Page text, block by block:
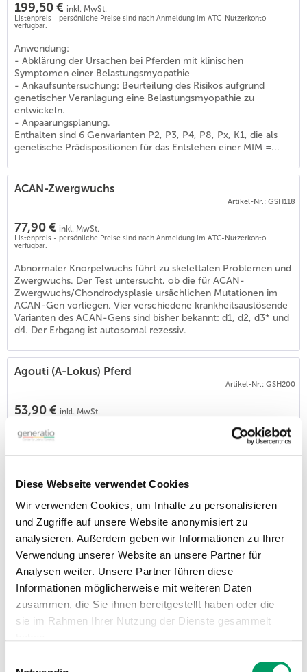
Diese Webseite verwendet Cookies
Wir verwenden Cookies, um Inhalte zu personalisieren
und Zugriffe auf unsere Website anonymisiert zu
analysieren. Außerdem geben wir Informationen zu Ihrer
Verwendung unserer Website an unsere Partner für
Analysen weiter. Unsere Partner führen diese
Informationen möglicherweise mit weiteren Daten
zusammen, die Sie ihnen bereitgestellt haben oder die
sie im Rahmen Ihrer Nutzung der Dienste gesammelt
199,50 € inkl. MwSt.
Listenpreis - persönliche Preise sind nach Anmeldung im ATC-Nutzerkonto
verfügbar.
Anwendung:
- Abklärung der Ursachen bei Pferden mit klinischen
Symptomen einer Belastungsmyopathie
- Ankaufsuntersuchung: Beurteilung des Risikos aufgrund
genetischer Veranlagung eine Belastungsmyopathie zu
entwickeln.
- Anpaarungsplanung.
Enthalten sind 6 Genvarianten P2, P3, P4, P8, Px, K1, die als
genetische Prädispositionen für das Entstehen einer MIM =...
ACAN-Zwergwuchs
Artikel-Nr.: GSH118
77,90 € inkl. MwSt.
Listenpreis - persönliche Preise sind nach Anmeldung im ATC-Nutzerkonto
verfügbar.
Abnormaler Knorpelwuchs führt zu skelettalen Problemen und
Zwergwuchs. Der Test untersucht, ob die für ACAN-
Zwergwuchs/Chondrodysplasie ursächlichen Mutationen im
ACAN-Gen vorliegen. Vier verschiedene krankheitsauslösende
Varianten des ACAN-Gens sind bisher bekannt: d1, d2, d3* und
d4. Der Erbgang ist autosomal rezessiv.
Agouti (A-Lokus) Pferd
Artikel-Nr.: GSH200
53,90 € inkl. MwSt.
Grundfarbe (“Brauner”), bei der die schwarzen Pigmente auf
Beine, Mähne und Schweif konzentriert sind. Zwei nicht-
funktionierende Kopien (aa) führen dazu, dass ausschließlich
das schwarze Pigment...
Champagne
53,90 € inkl. MwSt.
Listenpreis - persönliche Preise sind nach Anmeldung im ATC-Nutzerkonto
verfügbar.